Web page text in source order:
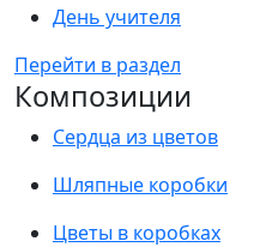
День учителя
Перейти в раздел
Композиции
Сердца из цветов
Шляпные коробки
Цветы в коробках